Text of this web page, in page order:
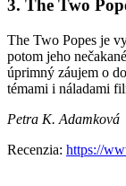
3. The Two
The Two Popes je
potom jeho
úprimný záujem o
témami i náladami
Petra K. Adamková
Recenzia: https://